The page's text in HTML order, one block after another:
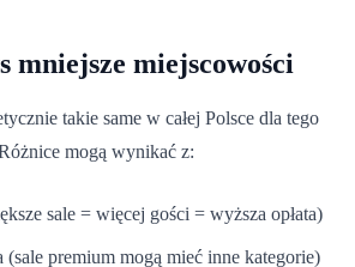
mniejsze miejscowości
takie same w całej Polsce dla tego
mogą wynikać z:
sale = więcej gości = wyższa opłata)
(sale premium mogą mieć inne kategorie)